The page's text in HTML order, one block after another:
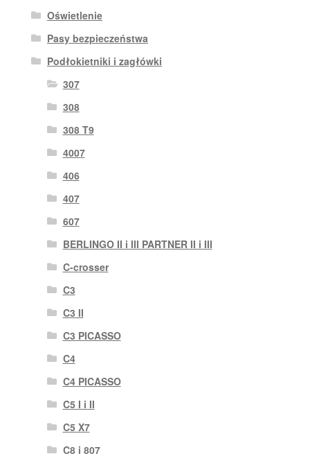
Oświetlenie
Pasy bezpieczeństwa
Podłokietniki i zagłówki
307
308
308 T9
4007
406
407
607
BERLINGO II i III PARTNER II i III
C-crosser
C3
C3 II
C3 PICASSO
C4
C4 PICASSO
C5 I i II
C5 X7
C8 i 807